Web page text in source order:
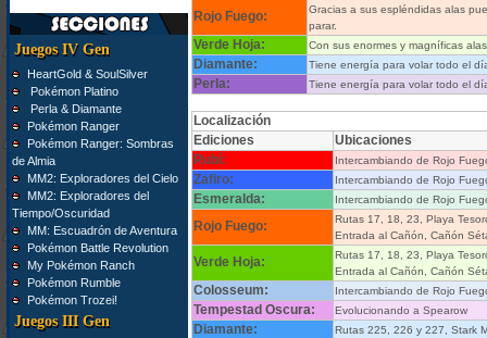
Juegos IV Gen
HeartGold & SoulSilver
Pokémon Platino
Perla & Diamante
Pokémon Ranger
Pokémon Ranger: Sombras
de Almia
MM2: Exploradores del Cielo
MM2: Exploradores del
Tiempo/Oscuridad
MM: Escuadrón de Aventura
Pokémon Battle Revolution
My Pokémon Ranch
Pokémon Rumble
Pokémon Trozei!
Juegos III Gen
Rojo Fuego:
Gracias a sus espléndidas alas
parar.
Verde Hoja: Con sus enormes y magníficas
Diamante: Tiene energía para volar todo el
Perla: Tiene energía para volar todo el
Localización
Ediciones
Ubicaciones
Rubí:
Intercambiando de Rojo
Zafiro: Intercambiando de Rojo
Esmeralda: Intercambiando de Rojo
Rojo Fuego:
Rutas 17, 18, 23, Playa
Entrada al Cañón, Cañón
Verde Hoja:
Rutas 17, 18, 23, Playa
Entrada al Cañón, Cañón
Colosseum: Intercambiando de Rojo
Tempestad Oscura: Evolucionando a Spearow
Diamante: Rutas 225, 226 y 227, Stark